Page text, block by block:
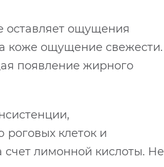
оставляет ощущения
коже ощущение свежести.
появление жирного
клеток и
счет лимонной кислоты. Не